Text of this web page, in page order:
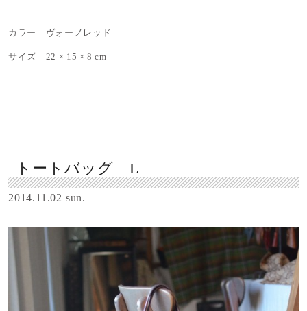
カラー ヴォーノレッド
サイズ 22 × 15 × 8 cm
トートバッグ L
2014.11.02 sun.